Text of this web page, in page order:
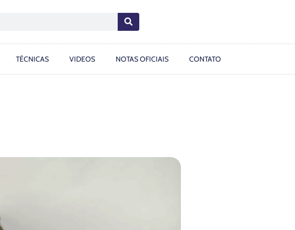
TÉCNICAS VIDEOS NOTAS OFICIAIS CONTATO